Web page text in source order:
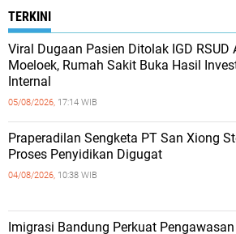
TERKINI
Viral Dugaan Pasien Ditolak IGD RSUD
Moeloek, Rumah Sakit Buka Hasil
Internal
05/08/2026, 17:14 WIB
Praperadilan Sengketa PT San Xiong
Proses Penyidikan Digugat
04/08/2026, 10:38 WIB
Imigrasi Bandung Perkuat Pengawasan